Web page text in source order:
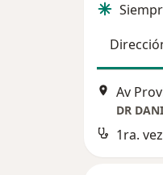
Av
DR
1ra.